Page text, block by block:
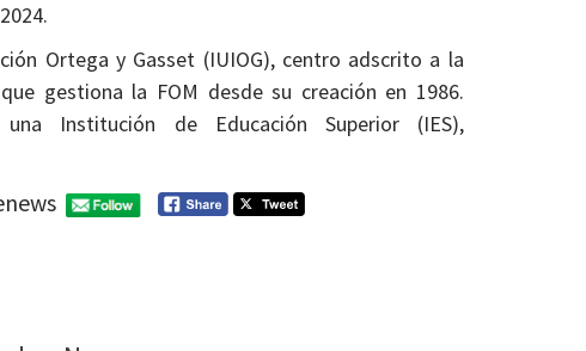
Ortega y Gasset (IUIOG), centro adscrito a la
gestiona la FOM desde su creación en 1986.
Institución de Educación Superior (IES),